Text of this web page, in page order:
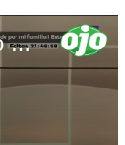
Declaraciones de Alejandro Soto sobre congresistas acusados de recorte de sueldos